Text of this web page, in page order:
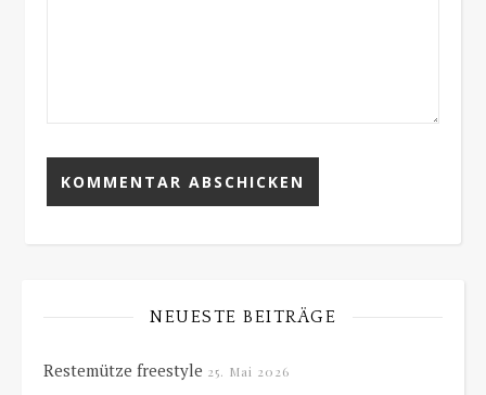
NEUESTE BEITRÄGE
Restemütze freestyle 25. Mai 2026